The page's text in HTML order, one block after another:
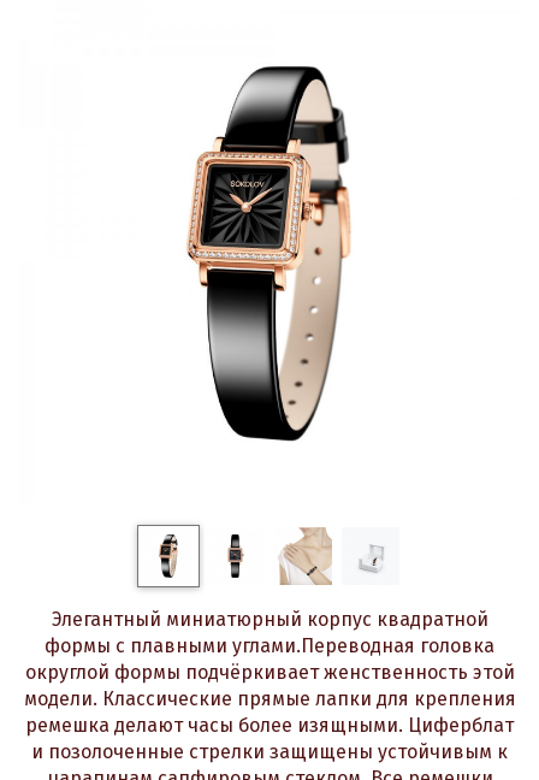
Элегантный миниатюрный корпус квадратной
формы с плавными углами.Переводная головка
округлой формы подчёркивает женственность этой
модели. Классические прямые лапки для крепления
ремешка делают часы более изящными. Циферблат
и позолоченные стрелки защищены устойчивым к